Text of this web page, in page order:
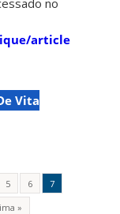
article/view/
Vita
5 6
7
»